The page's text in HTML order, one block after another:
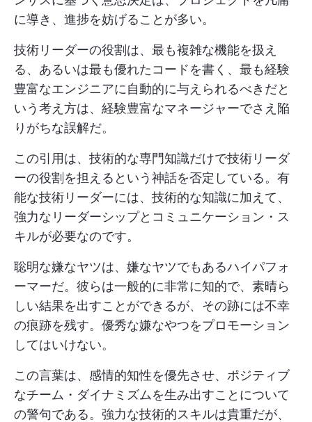
に導き、進捗を妨げることが多い。
技術リーダーの役割は、最も複雑な機能を扱え
る、あるいは最も優れたコードを書く、最も経験
豊富なエンジニアに自動的に与えられるべきだと
いう考え方は、経験豊富なマネージャーでさえ陥
りがちな誤解だ。
この引用は、技術的な専門知識だけで技術リーダ
ーの役割を担えるという神話を否定している。有
能な技術リーダーには、技術的な知識に加えて、
強力なリーダーシップとコミュニケーション・ス
キルが必要なのです。
聡明な嫌なヤツは、嫌なヤツでもあるハイパフォ
ーマーだ。彼らは一般的に非常に知的で、素晴ら
しい結果を出すことができるが、その跡には不幸
の痕跡を残す。優秀な嫌なやつをプロモーション
してはいけない。
この言葉は、感情的知性を優先させ、ポジティブ
なチーム・ダイナミズムを生み出すことについて
の警句である。強力な技術的スキルは貴重だが、